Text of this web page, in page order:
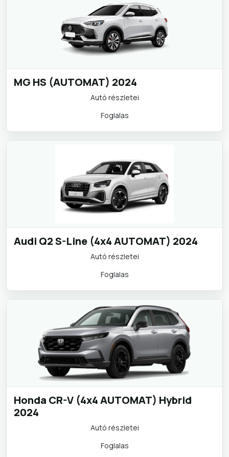
MG HS (AUTOMAT) 2024
Autó részletei
Foglalas
Audi Q2 S-Line (4x4 AUTOMAT) 2024
Autó részletei
Foglalas
Honda CR-V (4x4 AUTOMAT) Hybrid
2024
Autó részletei
Foglalas